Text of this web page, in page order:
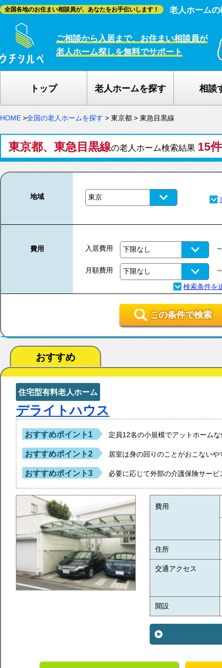
全国各地のお住まい相談員が、あなたをお手伝いします！ 老人ホーム
ご相談から入居まで、お住まい相談員が
老人ホーム探しを無料でサポート
トップ 老人ホームを探す 相談
HOME >全国の老人ホームを探す > 東京都 > 東急目黒線
東京都、東急目黒線の老人ホーム検索結果 15件
地域
費用 入居費用
月額費用
この条件で検索
おすすめ
住宅型有料老人ホーム
デライトハウス
おすすめポイント1 定員12名の小規模でアットホーム
おすすめポイント2 居室は身の回りのことがおこない
おすすめポイント3 必要に応じて外部の介護保険サー
費用
住所
交通アクセス
開設